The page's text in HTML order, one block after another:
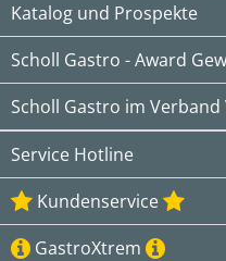
Katalog und Prospekte
Scholl Gastro - Award
Scholl Gastro im Verband
Service Hotline
Kundenservice
GastroXtrem